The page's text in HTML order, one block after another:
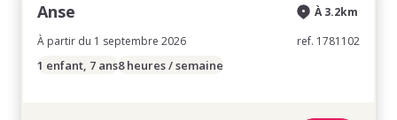
Anse
À partir du 1 septembre 2026
À 3.2km
ref. 1781102
1 enfant, 7 ans8 heures / semaine